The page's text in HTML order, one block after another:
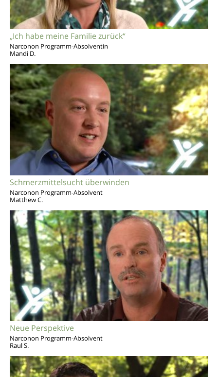
„Ich habe meine Familie zurück“
Narconon Programm-Absolventin
Mandi D.
Schmerzmittelsucht überwinden
Narconon Programm-Absolvent
Matthew C.
Neue Perspektive
Narconon Programm-Absolvent
Raul S.